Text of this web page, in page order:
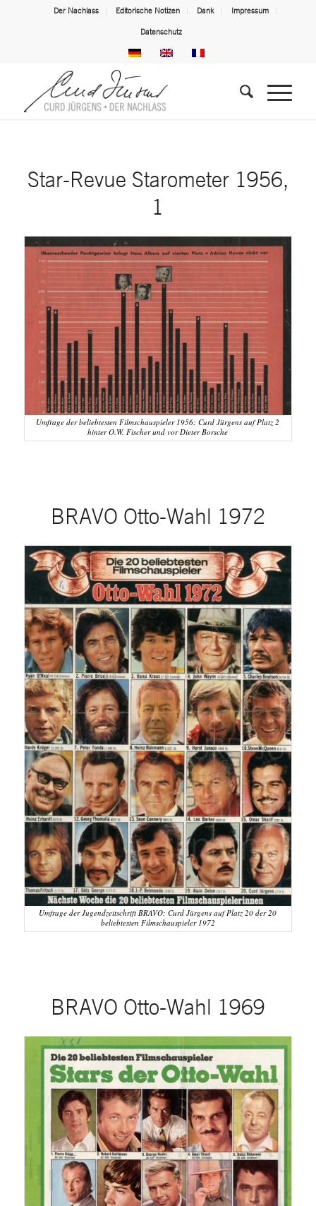
Der Nachlass Editorische Notizen Dank Impressum
Datenschutz
Star-Revue Starometer 1956,
1
Umfrage der beliebtesten Filmschauspieler 1956: Curd Jürgens auf Platz 2
hinter O.W. Fischer und vor Dieter Borsche
BRAVO Otto-Wahl 1972
Umfrage der Jugendzeitschrift BRAVO: Curd Jürgens auf Platz 20 der 20
beliebtesten Filmschauspieler 1972
BRAVO Otto-Wahl 1969